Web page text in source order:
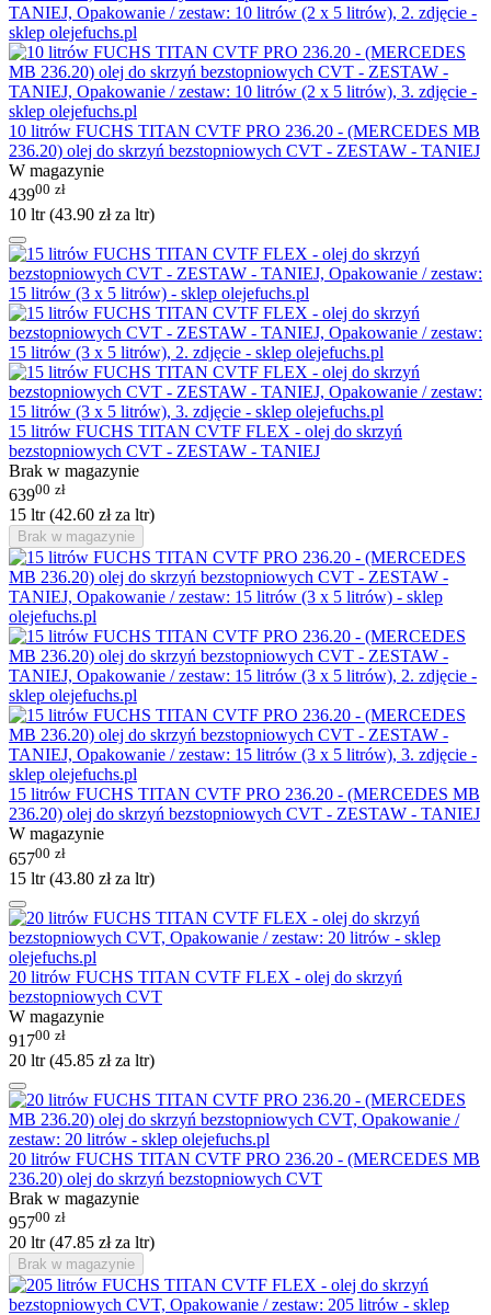
10 litrów FUCHS TITAN CVTF PRO 236.20 - (MERCEDES MB
236.20) olej do skrzyń bezstopniowych CVT - ZESTAW - TANIEJ
W magazynie
43900 zł
10 ltr (43.90 złza ltr)
15 litrów FUCHS TITAN CVTF FLEX - olej do skrzyń
bezstopniowych CVT - ZESTAW - TANIEJ
Brak w magazynie
63900 zł
15 ltr (42.60 złza ltr)
Brak w magazynie
15 litrów FUCHS TITAN CVTF PRO 236.20 - (MERCEDES MB
236.20) olej do skrzyń bezstopniowych CVT - ZESTAW - TANIEJ
W magazynie
65700 zł
15 ltr (43.80 złza ltr)
20 litrów FUCHS TITAN CVTF FLEX - olej do skrzyń
bezstopniowych CVT
W magazynie
91700 zł
20 ltr (45.85 złza ltr)
20 litrów FUCHS TITAN CVTF PRO 236.20 - (MERCEDES MB
236.20) olej do skrzyń bezstopniowych CVT
Brak w magazynie
95700 zł
20 ltr (47.85 złza ltr)
Brak w magazynie